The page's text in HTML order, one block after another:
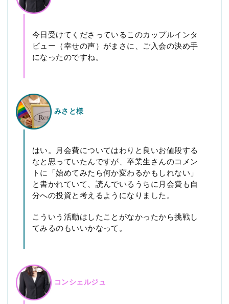
今日受けてくださっているこのカップルインタ
ビュー（幸せの声）がまさに、ご入会の決め手
になったのですね。
みさと様
はい。月会費についてはわりと良いお値段する
なと思っていたんですが、卒業生さんのコメン
トに「始めてみたら何か変わるかもしれない」
と書かれていて、読んでいるうちに月会費も自
分への投資と考えるようになりました。
こういう活動はしたことがなかったから挑戦し
てみるのもいいかなって。
コンシェルジュ